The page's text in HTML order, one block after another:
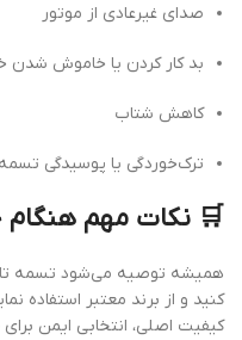
صدای غیرعادی از موتور
بد کار کردن یا خاموش شدن
کاهش شتاب
ترک‌خوردگی یا پوسیدگی تسمه
🛒 نکات مهم هنگام
همیشه توصیه می‌شود تسمه تایم
کنید و از برند معتبر استفاده
کیفیت اصلی، انتخابی ایمن